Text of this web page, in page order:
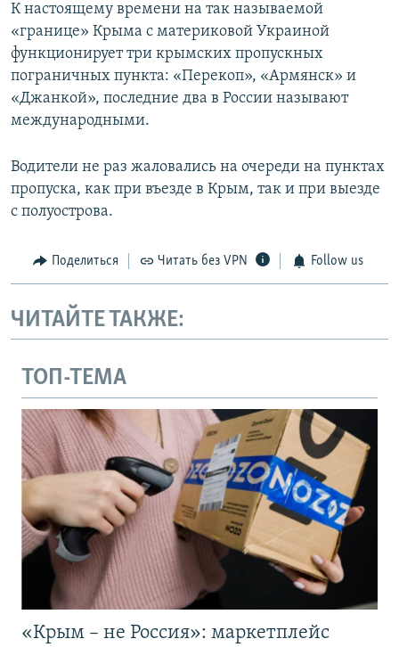
К настоящему времени на так называемой
«границе» Крыма с материковой Украиной
функционирует три крымских пропускных
пограничных пункта: «Перекоп», «Армянск» и
«Джанкой», последние два в России называют
международными.
Водители не раз жаловались на очереди на пунктах
пропуска, как при въезде в Крым, так и при выезде
с полуострова.
Поделиться Читать без VPN Follow us
ЧИТАЙТЕ ТАКЖЕ:
ТОП-ТЕМА
«Крым – не Россия»: маркетплейс